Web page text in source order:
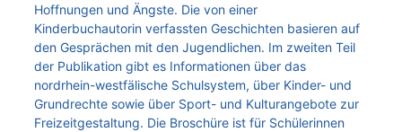
Hoffnungen und Ängste. Die von einer
Kinderbuchautorin verfassten Geschichten basieren auf
den Gesprächen mit den Jugendlichen. Im zweiten Teil
der Publikation gibt es Informationen über das
nordrhein-westfälische Schulsystem, über Kinder- und
Grundrechte sowie über Sport- und Kulturangebote zur
Freizeitgestaltung. Die Broschüre ist für Schülerinnen